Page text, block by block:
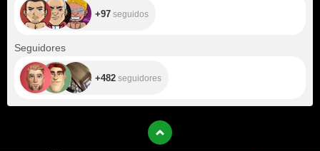
+97 seguidos
Seguidores
+482 seguidores